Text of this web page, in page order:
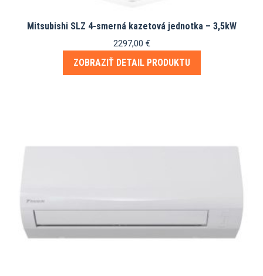
Mitsubishi SLZ 4-smerná kazetová jednotka – 3,5kW
2297,00 €
ZOBRAZIŤ DETAIL PRODUKTU